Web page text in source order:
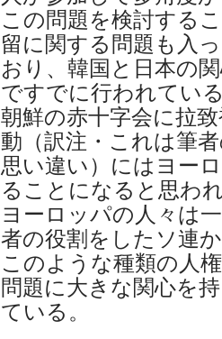
この問題を検討する
留に関する問題も入
おり、韓国と日本の
ですでに行われてい
朝鮮の赤十字会に拉
動（訳注・これは筆
思い違い）にはヨー
ることになると思わ
ヨーロッパの人々は
者の役割をしたソ連
このような種類の人
問題に大きな関心を
ている。